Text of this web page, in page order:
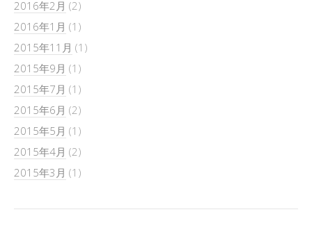
2016年2月 (2)
2016年1月 (1)
2015年11月 (1)
2015年9月 (1)
2015年7月 (1)
2015年6月 (2)
2015年5月 (1)
2015年4月 (2)
2015年3月 (1)